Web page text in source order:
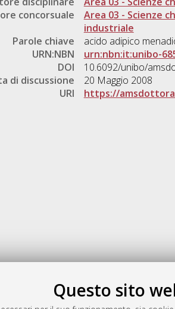
Questo sito
concorsuale
Area 03 - Scienze
industriale
Parole chiave
acido adipico
URN:NBN
urn:nbn:it:unibo-
DOI
10.6092/unibo/
di discussione
20 Maggio 2008
URI
https://